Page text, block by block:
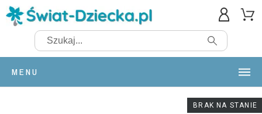
MENU
BRAK NA STANIE